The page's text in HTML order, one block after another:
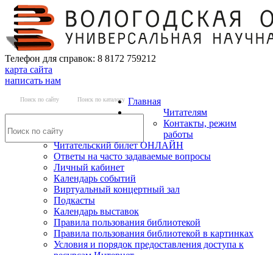
Телефон для справок: 8 8172 759212
карта сайта
написать нам
Поиск по сайту Поиск по каталогу Главная
Читателям
Контакты, режим
работы
Читательский билет ОНЛАЙН
Ответы на часто задаваемые вопросы
Личный кабинет
Календарь событий
Виртуальный концертный зал
Подкасты
Календарь выставок
Правила пользования библиотекой
Правила пользования библиотекой в картинках
Условия и порядок предоставления доступа к